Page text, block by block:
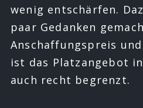
wenig entschärfen.
paar Gedanken
Anschaffungspreis
ist das Platzangebot
auch recht begrenzt.